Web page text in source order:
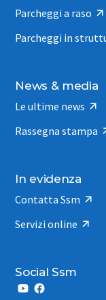
Parcheggi a raso
Parcheggi in
News & media
Le ultime news
Rassegna stampa
In evidenza
Contatta Ssm
Servizi online
Social Ssm